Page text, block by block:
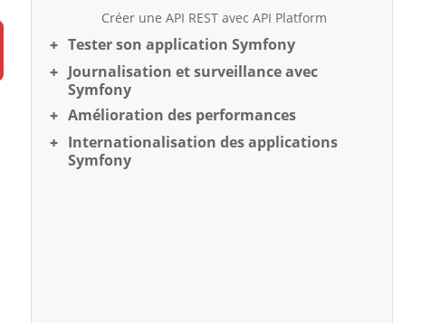
Créer une API REST avec API Platform
Tester son application Symfony
Journalisation et surveillance avec
Symfony
Amélioration des performances
Internationalisation des applications
Symfony